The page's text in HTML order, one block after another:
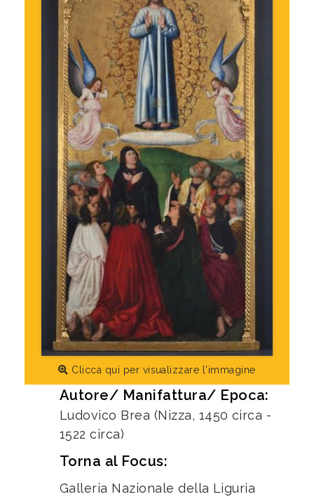
Clicca qui per visualizzare l'immagine
Autore/ Manifattura/ Epoca:
Ludovico Brea (Nizza, 1450 circa -
1522 circa)
Torna al Focus:
Galleria Nazionale della Liguria